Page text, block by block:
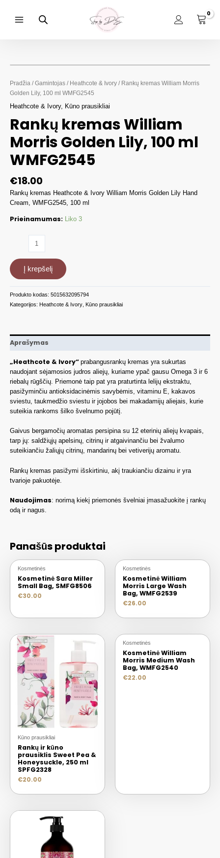
turinio
Pradžia /Gamintojas / Heathcote & Ivory / Rankų kremas William Morris
Golden Lily, 100 ml WMFG2545
Heathcote & Ivory, Kūno prausikliai
Rankų kremas William
Morris Golden Lily, 100 ml
WMFG2545
€18.00
Rankų kremas Heathcote & Ivory William Morris Golden Lily Hand
Cream, WMFG2545, 100 ml
Prieinamumas: Liko 3
Rankų
kremas
William
Golden
Lily,
WMFG2545
Į krepšelį
Produkto kodas: 5015632095794
Kategorijos: Heathcote & Ivory Kūno prausikliai
Aprašymas
„Heathcote & Ivory“ prabangusrankų kremas yra sukurtas
naudojant sėjamosios judros aliejų, kuriame ypač gausu Omega 3 ir 6
riebalų rūgščių. Priemonė taip pat yra praturtinta lelijų ekstraktu,
pasižyminčiu antioksidacinėmis savybėmis, vitaminu E, kakavos
sviestu, taukmedžio sviestu ir jojobos bei makadamijų aliejais, kurie
suteikia rankoms šilko švelnumo pojūtį.
Gaivus bergamočių aromatas persipina su 12 eterinių aliejų kvapais,
tarp jų: saldžiųjų apelsinų, citrinų ir atgaivinančiu bei žvalumo
suteikiančiu žaliųjų citrinų, mandarinų bei vetiverijų aromatu.
Rankų kremas pasižymi išskirtiniu, akį traukiančiu dizainu ir yra
tvarioje pakuotėje.
Naudojimas: norimą kiekį priemonės švelniai įmasažuokite į rankų
odą ir nagus.
Panašūs produktai
Kosmetinės
Kosmetinė Sara Miller
Small Bag, SMFG8506
€30.00
Kosmetinės
Kosmetinė William
Morris Large Wash
Bag, WMFG2539
€26.00
Kūno prausikliai
Rankų ir kūno
prausiklis Sweet Pea &
Honeysuckle, 250 ml
SPFG2328
€20.00
Kosmetinės
Kosmetinė William
Morris Medium Wash
Bag, WMFG2540
€22.00